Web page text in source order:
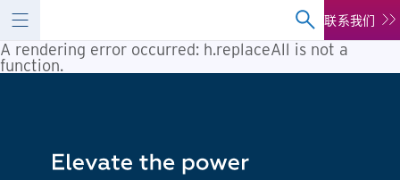
联系我们
A rendering error occurred: h.replaceAll is not a
function.